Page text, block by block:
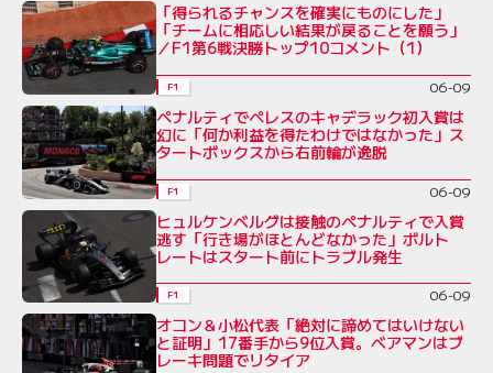
「得られるチャンスを確実にものにした」
「チームに相応しい結果が戻ることを願う」
／F1第6戦決勝トップ10コメント（1）
F1 06-09
ペナルティでペレスのキャデラック初入賞は
幻に「何か利益を得たわけではなかった」ス
タートボックスから右前輪が逸脱
F1 06-09
ヒュルケンベルグは接触のペナルティで入賞
逃す「行き場がほとんどなかった」ボルト
レートはスタート前にトラブル発生
F1 06-09
オコン＆小松代表「絶対に諦めてはいけない
と証明」17番手から9位入賞。ベアマンはブ
レーキ問題でリタイア